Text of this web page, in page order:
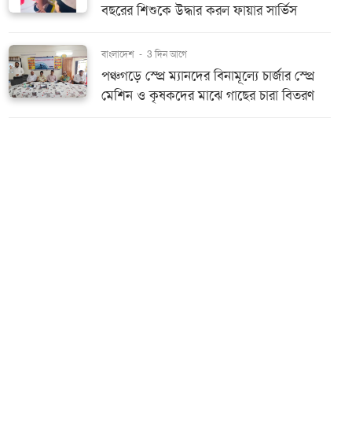
বছরের শিশুকে উদ্ধার করল ফায়ার সার্ভিস
বাংলাদেশ - 3 দিন আগে
পঞ্চগড়ে স্প্রে ম্যানদের বিনামূল্যে চার্জার স্প্রে
মেশিন ও কৃষকদের মাঝে গাছের চারা বিতরণ